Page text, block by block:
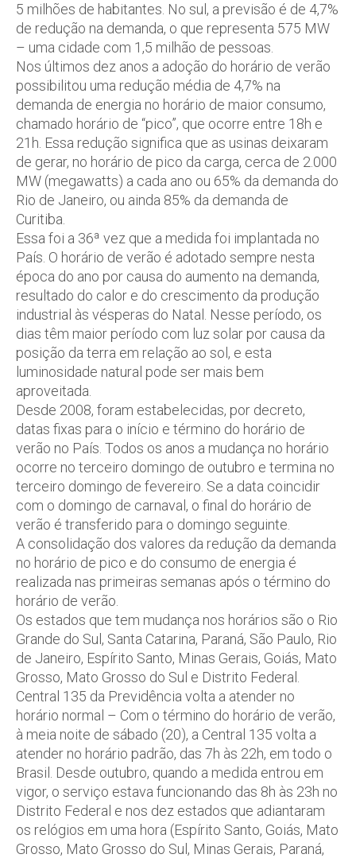
5 milhões de habitantes. No sul, a previsão é de 4,7%
de redução na demanda, o que representa 575 MW
– uma cidade com 1,5 milhão de pessoas.
Nos últimos dez anos a adoção do horário de verão
possibilitou uma redução média de 4,7% na
demanda de energia no horário de maior consumo,
chamado horário de “pico”, que ocorre entre 18h e
21h. Essa redução significa que as usinas deixaram
de gerar, no horário de pico da carga, cerca de 2.000
MW (megawatts) a cada ano ou 65% da demanda do
Rio de Janeiro, ou ainda 85% da demanda de
Curitiba.
Essa foi a 36ª vez que a medida foi implantada no
País. O horário de verão é adotado sempre nesta
época do ano por causa do aumento na demanda,
resultado do calor e do crescimento da produção
industrial às vésperas do Natal. Nesse período, os
dias têm maior período com luz solar por causa da
posição da terra em relação ao sol, e esta
luminosidade natural pode ser mais bem
aproveitada.
Desde 2008, foram estabelecidas, por decreto,
datas fixas para o início e término do horário de
verão no País. Todos os anos a mudança no horário
ocorre no terceiro domingo de outubro e termina no
terceiro domingo de fevereiro. Se a data coincidir
com o domingo de carnaval, o final do horário de
verão é transferido para o domingo seguinte.
A consolidação dos valores da redução da demanda
no horário de pico e do consumo de energia é
realizada nas primeiras semanas após o término do
horário de verão.
Os estados que tem mudança nos horários são o Rio
Grande do Sul, Santa Catarina, Paraná, São Paulo, Rio
de Janeiro, Espírito Santo, Minas Gerais, Goiás, Mato
Grosso, Mato Grosso do Sul e Distrito Federal.
Central 135 da Previdência volta a atender no
horário normal – Com o término do horário de verão,
à meia noite de sábado (20), a Central 135 volta a
atender no horário padrão, das 7h às 22h, em todo o
Brasil. Desde outubro, quando a medida entrou em
vigor, o serviço estava funcionando das 8h às 23h no
Distrito Federal e nos dez estados que adiantaram
os relógios em uma hora (Espírito Santo, Goiás, Mato
Grosso, Mato Grosso do Sul, Minas Gerais, Paraná,